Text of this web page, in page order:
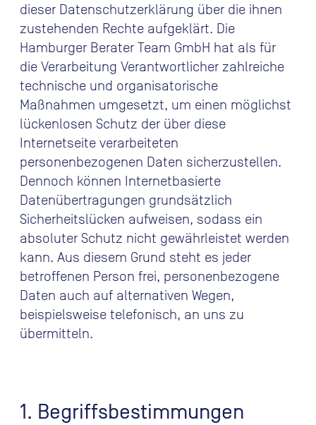
dieser Datenschutzerklärung über die ihnen
zustehenden Rechte aufgeklärt. Die
Hamburger Berater Team GmbH hat als für
die Verarbeitung Verantwortlicher zahlreiche
technische und organisatorische
Maßnahmen umgesetzt, um einen möglichst
lückenlosen Schutz der über diese
Internetseite verarbeiteten
personenbezogenen Daten sicherzustellen.
Dennoch können Internetbasierte
Datenübertragungen grundsätzlich
Sicherheitslücken aufweisen, sodass ein
absoluter Schutz nicht gewährleistet werden
kann. Aus diesem Grund steht es jeder
betroffenen Person frei, personenbezogene
Daten auch auf alternativen Wegen,
beispielsweise telefonisch, an uns zu
übermitteln.
1. Begriffsbestimmungen